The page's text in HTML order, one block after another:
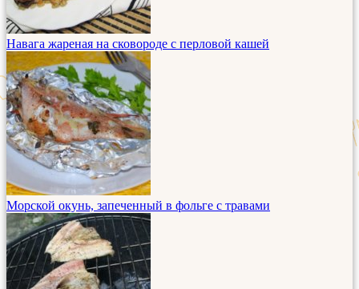
Навага жареная на сковороде с перловой кашей
Морской окунь, запеченный в фольге с травами